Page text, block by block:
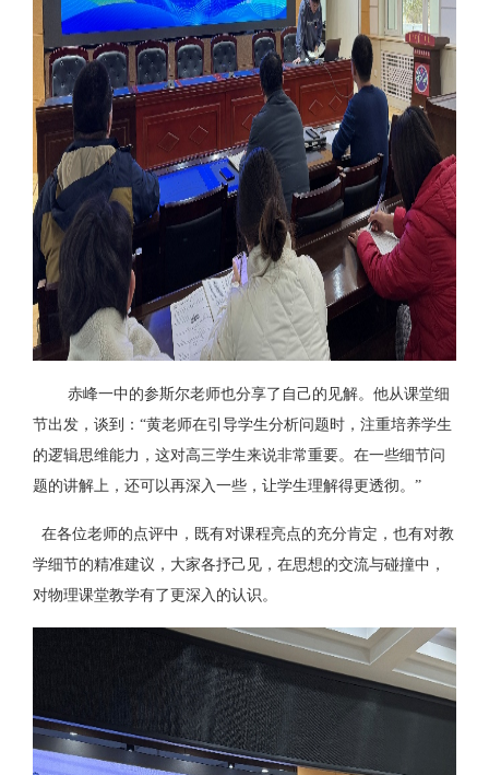
赤峰一中的参斯尔老师也分享了自己的见解。他从课堂细
节出发，谈到： “黄老师在引导学生分析问题时，注重培养学生
的逻辑思维能力，这对高三学生来说非常重要。在一些细节问
题的讲解上，还可以再深入一些，让学生理解得更透彻。”
在各位老师的点评中，既有对课程亮点的充分肯定，也有对教
学细节的精准建议，大家各抒己见，在思想的交流与碰撞中，
对物理课堂教学有了更深入的认识。